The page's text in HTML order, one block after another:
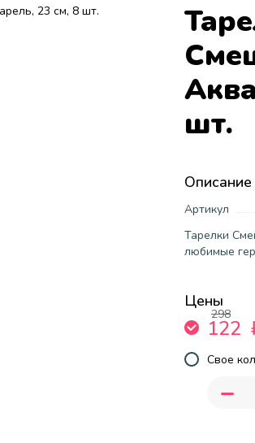
шт.
Описание
Артикул
Тарелки
любимые
Цены
298
122
Свое
-